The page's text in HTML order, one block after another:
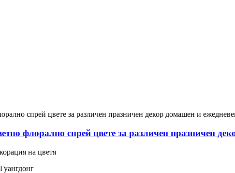
флорално спрей цвете за различен празничен
на цветя